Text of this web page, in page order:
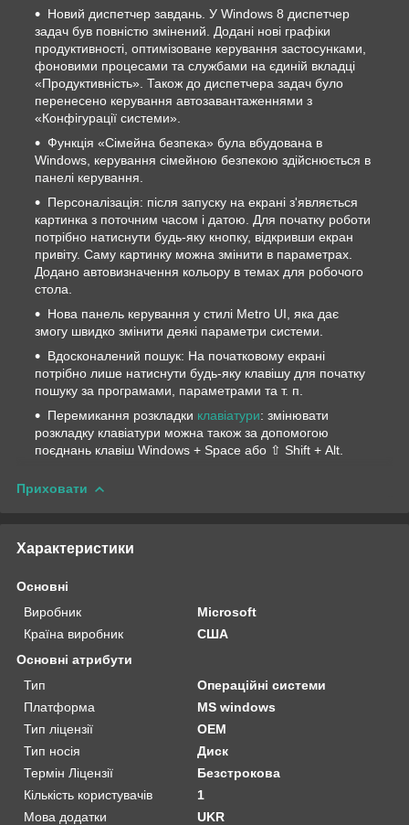
Новий диспетчер завдань. У Windows 8 диспетчер
задач був повністю змінений. Додані нові графіки
продуктивності, оптимізоване керування застосунками,
фоновими процесами та службами на єдиній вкладці
«Продуктивність». Також до диспетчера задач було
перенесено керування автозавантаженнями з
«Конфігурації системи».
Функція «Сімейна безпека» була вбудована в
Windows, керування сімейною безпекою здійснюється в
панелі керування.
Персоналізація: після запуску на екрані з'являється
картинка з поточним часом і датою. Для початку роботи
потрібно натиснути будь-яку кнопку, відкривши екран
привіту. Саму картинку можна змінити в параметрах.
Додано автовизначення кольору в темах для робочого
стола.
Нова панель керування у стилі Metro UI, яка дає
змогу швидко змінити деякі параметри системи.
Вдосконалений пошук: На початковому екрані
потрібно лише натиснути будь-яку клавішу для початку
пошуку за програмами, параметрами та т. п.
Перемикання розкладки клавіатури: змінювати
розкладку клавіатури можна також за допомогою
поєднань клавіш Windows + Space або ⇧ Shift + Alt.
Приховати
Характеристики
Основні
Виробник
Microsoft
Країна виробник
США
Основні атрибути
Тип
Операційні системи
Платформа
MS windows
Тип ліцензії
OEM
Тип носія
Диск
Термін Ліцензії
Безстрокова
Кількість користувачів
1
Мова додатки
UKR